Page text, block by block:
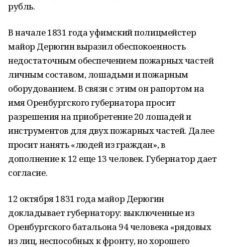
рубль.
В начале 1831 года уфимский полицмейстер
майор Дерюгин выразил обеспокоенность
недостаточным обеспечением пожарных частей
личным составом, лошадьми и пожарным
оборудованием. В связи с этим он рапортом на
имя Оренбургского губернатора просит
разрешения на приобретение 20 лошадей и
инструментов для двух пожарных частей. Далее
просит нанять «людей из граждан», в
дополнение к 12 еще 13 человек. Губернатор дает
согласие.
12 октября 1831 года майор Дерюгин
докладывает губернатору: выключенные из
Оренбургского батальона 94 человека «рядовых
из лиц, неспособных к фронту, но хорошего